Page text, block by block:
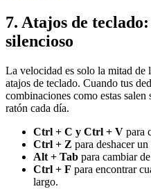
7. Atajos de
silencioso
La velocidad es solo la mitad de
atajos de teclado. Cuando tus
combinaciones como estas
ratón cada día.
Ctrl + C y Ctrl + V para
Ctrl + Z para deshacer
Alt + Tab para cambiar
Ctrl + F para encontrar
largo.